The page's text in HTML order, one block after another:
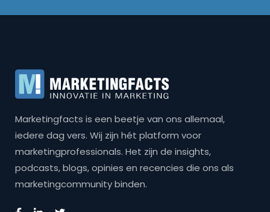
Marketingfacts is een beetje van ons allemaal,
iedere dag vers. Wij zijn hét platform voor
marketingprofessionals. Het zijn de insights,
podcasts, blogs, opinies en recencies die ons als
marketingcommunity binden.